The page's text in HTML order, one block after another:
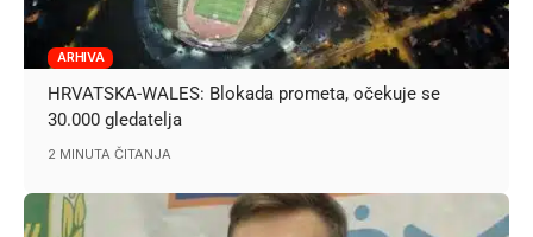
ARHIVA
HRVATSKA-WALES: Blokada prometa, očekuje se
30.000 gledatelja
2 MINUTA ČITANJA